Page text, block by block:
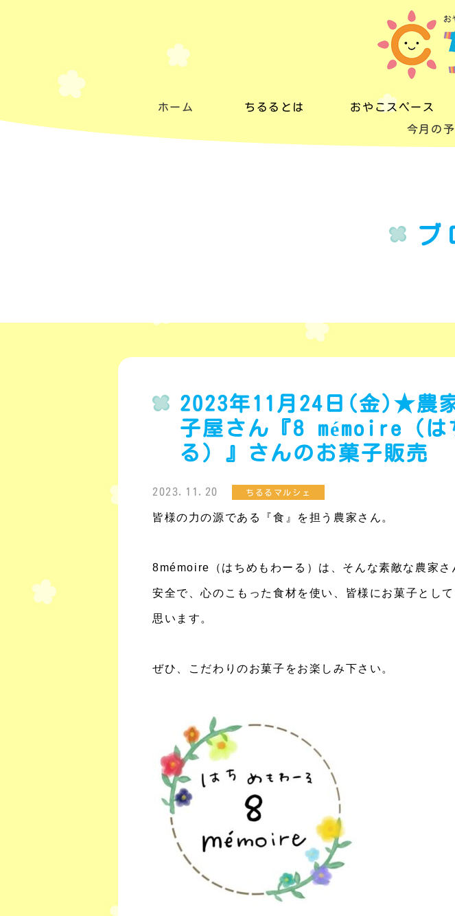
ホーム ちるるとは おやこスペース
おやこスペース
今月の
ブ
2023年11月24日(金)★農
子屋さん『8 mémoire（は
る）』さんのお菓子販売
2023.11.20 ちるるマルシェ
皆様の力の源である『食』を担う農家さん。
8mémoire（はちめもわーる）は、そんな素敵な農家さ
安全で、心のこもった食材を使い、皆様にお菓子とし
思います。
ぜひ、こだわりのお菓子をお楽しみ下さい。